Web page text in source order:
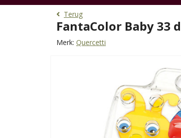
Terug
FantaColor Baby 33
Merk: Quercetti